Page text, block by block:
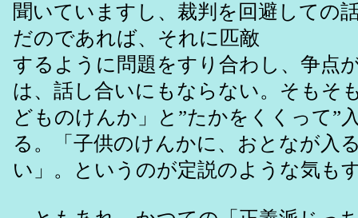
聞いていますし、裁判を回避しての
だのであれば、それに匹敵
するように問題をすり合わし、争点
は、話し合いにもならない。そもそ
どものけんか」と”たかをくくって”
る。「子供のけんかに、おとなが入
い」。というのが定説のような気も